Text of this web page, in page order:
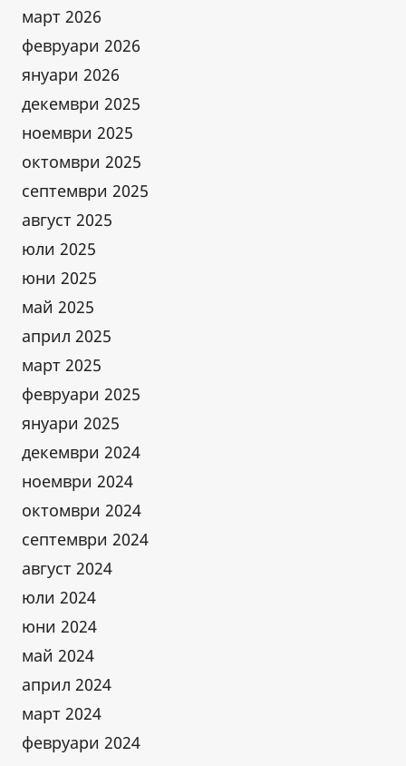
март 2026
февруари 2026
януари 2026
декември 2025
ноември 2025
октомври 2025
септември 2025
август 2025
юли 2025
юни 2025
май 2025
април 2025
март 2025
февруари 2025
януари 2025
декември 2024
ноември 2024
октомври 2024
септември 2024
август 2024
юли 2024
юни 2024
май 2024
април 2024
март 2024
февруари 2024